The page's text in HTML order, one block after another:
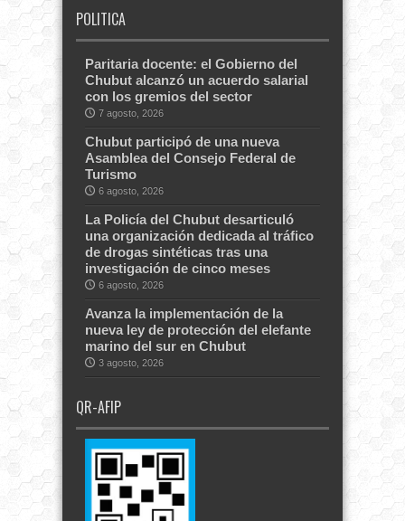
POLITICA
Paritaria docente: el Gobierno del
Chubut alcanzó un acuerdo salarial
con los gremios del sector
7 agosto, 2026
Chubut participó de una nueva
Asamblea del Consejo Federal de
Turismo
6 agosto, 2026
La Policía del Chubut desarticuló
una organización dedicada al tráfico
de drogas sintéticas tras una
investigación de cinco meses
6 agosto, 2026
Avanza la implementación de la
nueva ley de protección del elefante
marino del sur en Chubut
3 agosto, 2026
QR-AFIP